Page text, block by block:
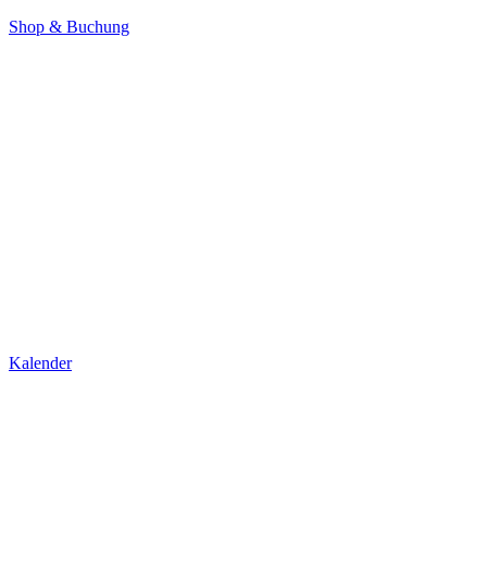
Shop & Buchung
Kalender